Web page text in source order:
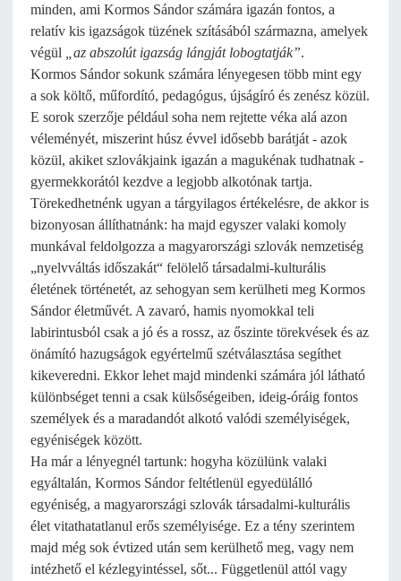
minden, ami Kormos Sándor számára igazán fontos, a
relatív kis igazságok tüzének szításából származna, amelyek
végül
„az abszolút igazság lángját lobogtatják”.
Kormos Sándor sokunk számára lényegesen több mint egy
a sok költő, műfordító, pedagógus, újságíró és zenész közül.
E sorok szerzője például soha nem rejtette véka alá azon
véleményét, miszerint húsz évvel idősebb barátját - azok
közül, akiket szlovákjaink igazán a magukénak tudhatnak -
gyermekkorától kezdve a legjobb alkotónak tartja.
Törekedhetnénk ugyan a tárgyilagos értékelésre, de akkor is
bizonyosan állíthatnánk: ha majd egyszer valaki komoly
munkával feldolgozza a magyarországi szlovák nemzetiség
„nyelvváltás időszakát“ felölelő társadalmi-kulturális
életének történetét, az sehogyan sem kerülheti meg Kormos
Sándor életművét. A zavaró, hamis nyomokkal teli
labirintusból csak a jó és a rossz, az őszinte törekvések és az
önámító hazugságok egyértelmű szétválasztása segíthet
kikeveredni. Ekkor lehet majd mindenki számára jól látható
különbséget tenni a csak külsőségeiben, ideig-óráig fontos
személyek és a maradandót alkotó valódi személyiségek,
egyéniségek között.
Ha már a lényegnél tartunk: hogyha közülünk valaki
egyáltalán, Kormos Sándor feltétlenül egyedülálló
egyéniség, a magyarországi szlovák társadalmi-kulturális
élet vitathatatlanul erős személyisége. Ez a tény szerintem
majd még sok évtized után sem kerülhető meg, vagy nem
intézhető el kézlegyintéssel, sőt... Függetlenül attól vagy